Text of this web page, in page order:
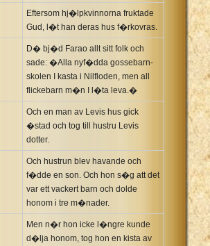
Eftersom hj�lpkvinnorna fruktade
Gud, l�t han deras hus f�rkovras.
D� bj�d Farao allt sitt folk och
sade: �Alla nyf�dda gossebarn-
skolen I kasta i Nilfloden, men all
flickebarn m�n I l�ta leva.�
Och en man av Levis hus gick
�stad och tog till hustru Levis
dotter.
Och hustrun blev havande och
f�dde en son. Och hon s�g att det
var ett vackert barn och dolde
honom i tre m�nader.
Men n�r hon icke l�ngre kunde
d�lja honom, tog hon en kista av